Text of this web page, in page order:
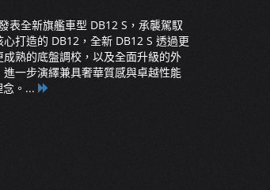
全新旗艦車型 DB12 S，承襲駕馭
打造的 DB12，全新 DB12 S 透過更
熟的底盤調校，以及全面升級的外
一步演繹兼具奢華質感與卓越性能
。...